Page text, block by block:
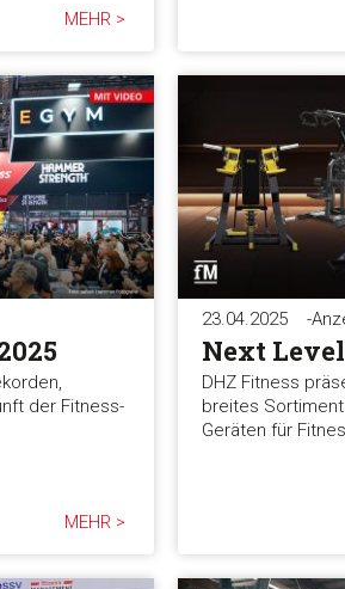
MEHR >
der Fitness-
MEHR >
23.04.2025 -
Next
DHZ Fitness
breites
Geräten für